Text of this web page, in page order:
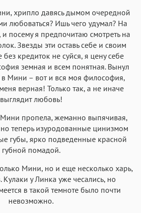
хрипло давясь дымом очередной
любоваться? Ишь чего удумал? На
посему я предпочитаю смотреть на
Звезды эти оставь себе и своим
кредиток не суйся, я цену себе
земная и всем понятная. Вынул
в Мини – вот и вся моя философия,
верная! Только так, а не иначе
выглядит любовь!
пропела, жеманно выпячивая,
теперь изуродованные цинизмом
губы, ярко подведенные красной
губной помадой.
Мини, но и еще несколько харь,
Кулаки у Линка уже чесались, но
в такой темноте было почти
невозможно.